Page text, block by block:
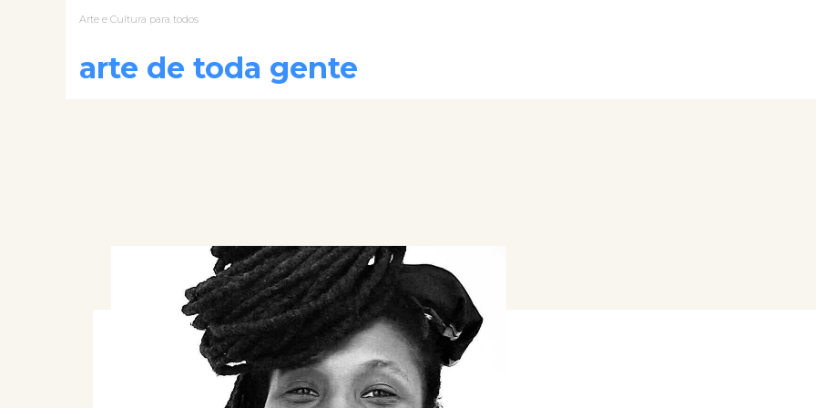
Arte e Cultura para todos
arte de toda gente